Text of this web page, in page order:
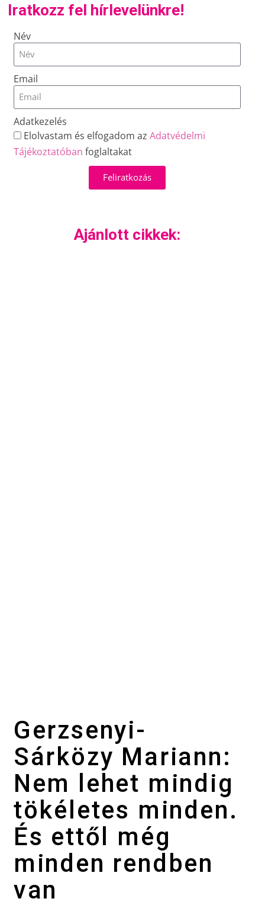
Iratkozz fel hírlevelünkre!
Név
Email
Adatkezelés
Elolvastam és elfogadom azAdatvédelmi
Tájékoztatóban foglaltakat
Feliratkozás
Ajánlott cikkek:
Gerzsenyi-
Sárközy Mariann:
Nem lehet mindig
tökéletes minden.
És ettől még
minden rendben
van